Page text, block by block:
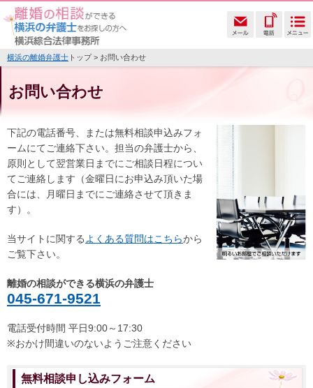
横浜の離婚弁護士 トップ > お問い合わせ
お問い合わせ
下記の電話番号、または無料相談申込みフォ
ームにてご連絡下さい。担当の弁護士から、
原則として翌営業日までにご相談日程につい
てご連絡します（金曜日にお申込み頂いた場
合には、月曜日までにご連絡させて頂きま
す）。
当サイトに関する よくある質問はこちらから
ご覧下さい。
離婚の相談ができる横浜の弁護士
045-671-9521
電話受付時間 平日9:00～17:30
※おかけ間違いのないようご注意ください
無料相談申し込みフォーム